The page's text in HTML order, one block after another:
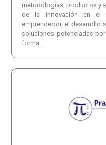
metodologías, productos y
de la innovación en el
emprendedor, el desarrollo
soluciones potenciadas
forma ..